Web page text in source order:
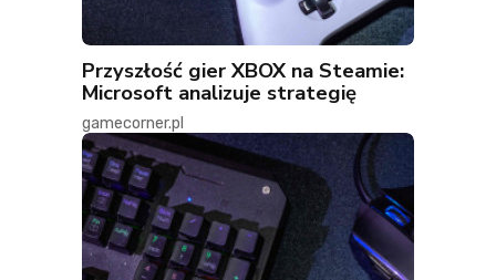
Przyszłość gier XBOX na Steamie:
Microsoft analizuje strategię
gamecorner.pl